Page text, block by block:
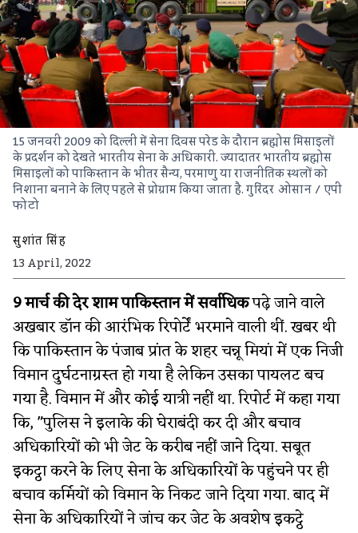
15 जनवरी 2009 को दिल्ली में सेना दिवस परेड के दौरान ब्रह्मोस मिसाइलों
के प्रदर्शन को देखते भारतीय सेना के अधिकारी. ज्यादातर भारतीय ब्रह्मोस
मिसाइलों को पाकिस्तान के भीतर सैन्य, परमाणु या राजनीतिक स्थलों को
निशाना बनाने के लिए पहले से प्रोग्राम किया जाता है.गुरिंदर ओसान / एपी
फोटो
सुशांत सिंह
13 April, 2022
9 मार्च की देर शाम पाकिस्तान में सर्वाधिकपढ़े जाने वाले
अखबार डॉन की आरंभिक रिपोर्टें भरमाने वाली थीं. खबर थी
कि पाकिस्तान के पंजाब प्रांत के शहर चन्नू मियां में एक निजी
विमान दुर्घटनाग्रस्त हो गया है लेकिन उसका पायलट बच
गया है. विमान में और कोई यात्री नहीं था. रिपोर्ट में कहा गया
कि, "पुलिस ने इलाके की घेराबंदी कर दी और बचाव
अधिकारियों को भी जेट के करीब नहीं जाने दिया. सबूत
इकट्ठा करने के लिए सेना के अधिकारियों के पहुंचने पर ही
बचाव कर्मियों को विमान के निकट जाने दिया गया. बाद में
सेना के अधिकारियों ने जांच कर जेट के अवशेष इकट्ठे